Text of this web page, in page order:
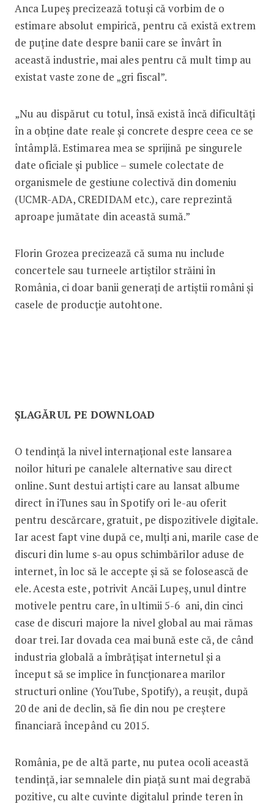
Anca Lupeș precizează totuși că vorbim de o
estimare absolut empirică, pentru că există extrem
de puține date despre banii care se învârt în
această industrie, mai ales pentru că mult timp au
existat vaste zone de „gri fiscal”.
„Nu au dispărut cu totul, însă există încă dificultăți
în a obține date reale și concrete despre ceea ce se
întâmplă. Estimarea mea se sprijină pe singurele
date oficiale și publice – sumele colectate de
organismele de gestiune colectivă din domeniu
(UCMR-ADA, CREDIDAM etc.), care reprezintă
aproape jumătate din această sumă.”
Florin Grozea precizează că suma nu include
concertele sau turneele artiștilor străini în
România, ci doar banii generați de artiștii români și
casele de producție autohtone.
ȘLAGĂRUL PE DOWNLOAD
O tendință la nivel internațional este lansarea
noilor hituri pe canalele alternative sau direct
online. Sunt destui artiști care au lansat albume
direct în iTunes sau în Spotify ori le-au oferit
pentru descărcare, gratuit, pe dispozitivele digitale.
Iar acest fapt vine după ce, mulți ani, marile case de
discuri din lume s-au opus schimbărilor aduse de
internet, în loc să le accepte și să se folosească de
ele. Acesta este, potrivit Ancăi Lupeș, unul dintre
motivele pentru care, în ultimii 5-6 ani, din cinci
case de discuri majore la nivel global au mai rămas
doar trei. Iar dovada cea mai bună este că, de când
industria globală a îmbrățișat internetul și a
început să se implice în funcționarea marilor
structuri online (YouTube, Spotify), a reușit, după
20 de ani de declin, să fie din nou pe creștere
financiară începând cu 2015.
România, pe de altă parte, nu putea ocoli această
tendință, iar semnalele din piață sunt mai degrabă
pozitive, cu alte cuvinte digitalul prinde teren în